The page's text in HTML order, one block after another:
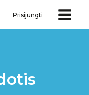
Prisijungti